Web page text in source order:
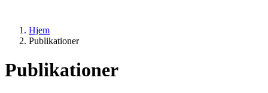
Hjem
Publikationer
Publikationer